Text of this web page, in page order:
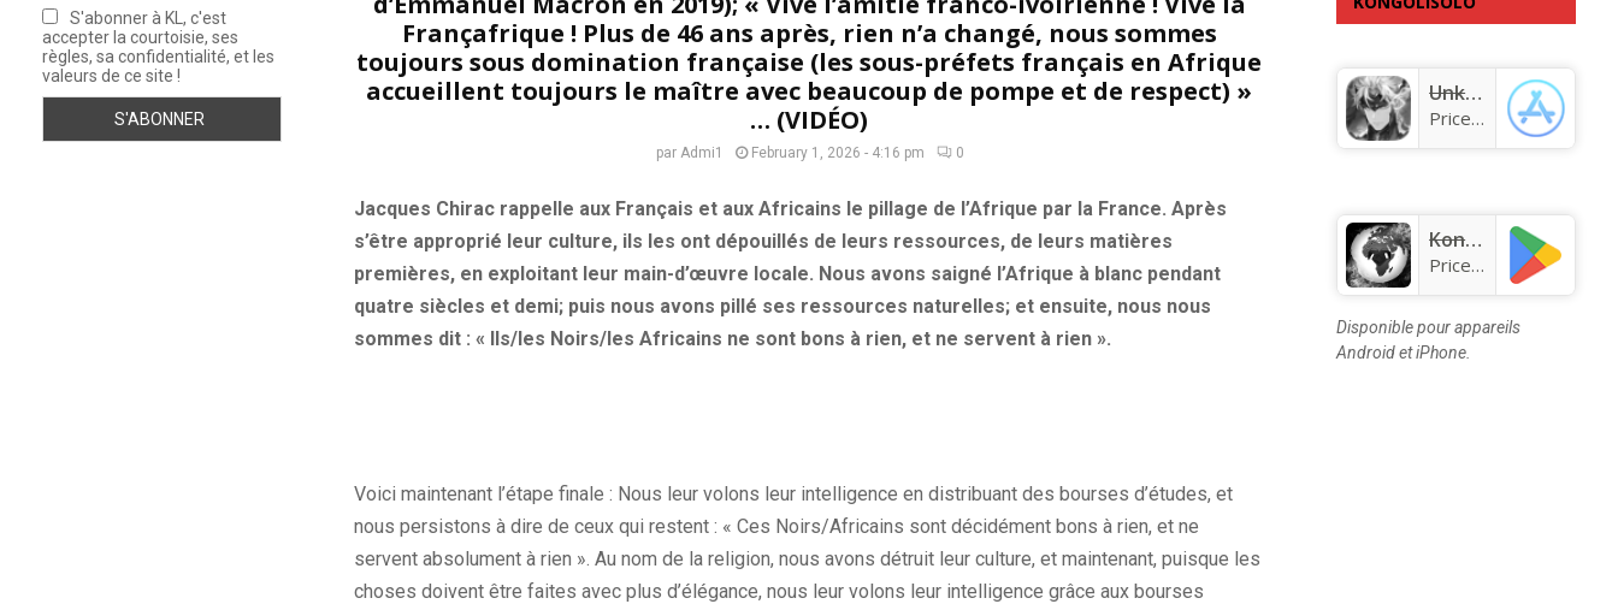
Françafrique ! Plus de 46 ans après, rien n’a changé, nous sommes
toujours sous domination française (les sous-préfets français en Afrique
accueillent toujours le maître avec beaucoup de pompe et de respect) »
… (VIDÉO)
par Admi1 February 1, 2026 - 4:16 pm 0
Jacques Chirac rappelle aux Français et aux Africains le pillage de l’Afrique par la France. Après
s’être approprié leur culture, ils les ont dépouillés de leurs ressources, de leurs matières
premières, en exploitant leur main-d’œuvre locale. Nous avons saigné l’Afrique à blanc pendant
quatre siècles et demi; puis nous avons pillé ses ressources naturelles; et ensuite, nous nous
sommes dit : « Ils/les Noirs/les Africains ne sont bons à rien, et ne servent à rien ».
Voici maintenant l’étape finale : Nous leur volons leur intelligence en distribuant des bourses d’études, et
nous persistons à dire de ceux qui restent : « Ces Noirs/Africains sont décidément bons à rien, et ne
servent absolument à rien ». Au nom de la religion, nous avons détruit leur culture, et maintenant, puisque les
choses doivent être faites avec plus d’élégance, nous leur volons leur intelligence grâce aux bourses
S'abonner à KL, c'est
accepter la courtoisie, ses
règles, sa confidentialité, et les
valeurs de ce site !
Unknown app
Price:Free
KongoLisolo
Price:Free
Disponible pour appareils
Android et iPhone.